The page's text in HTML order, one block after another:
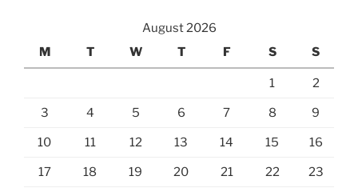
August 2026
M
T W T F S S
1 2
3 4 5 6 7 8 9
10 11 12 13 14 15 16
17 18 19 20 21 22 23